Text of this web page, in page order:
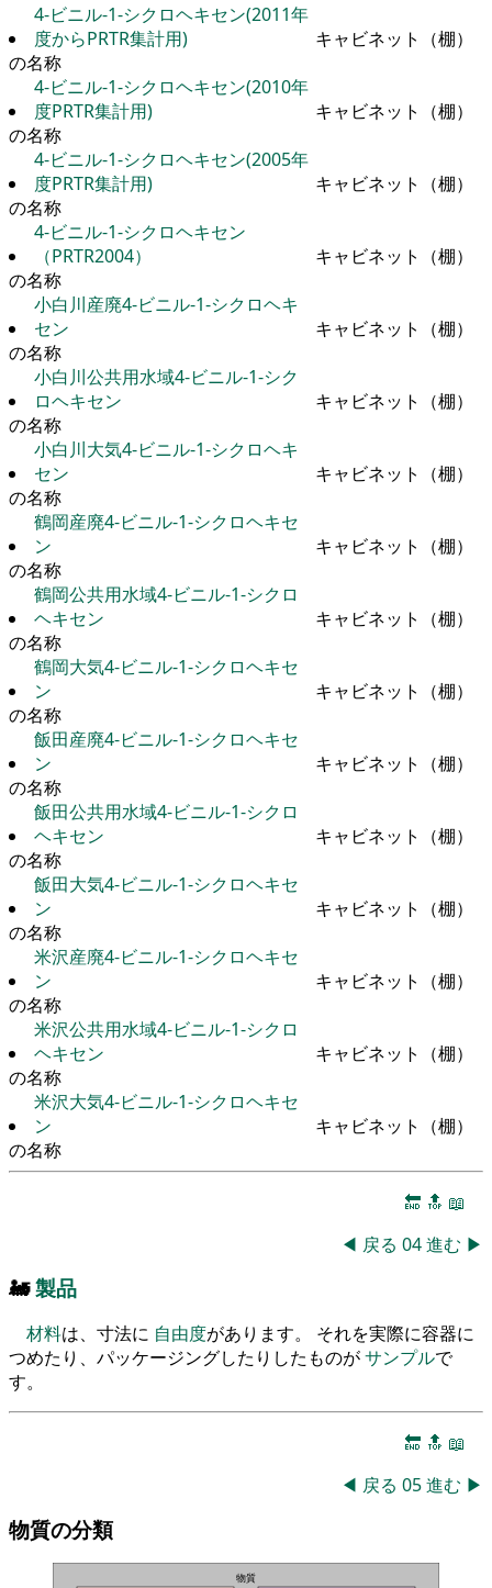
4-ビニル-1-シクロヘキセン(2011年
度からPRTR集計用)
キャビネット（棚）
の名称
4-ビニル-1-シクロヘキセン(2010年
度PRTR集計用)
キャビネット（棚）
の名称
4-ビニル-1-シクロヘキセン(2005年
度PRTR集計用)
キャビネット（棚）
の名称
4-ビニル-1-シクロヘキセン
（PRTR2004）
キャビネット（棚）
の名称
小白川産廃4-ビニル-1-シクロヘキ
セン
キャビネット（棚）
の名称
小白川公共用水域4-ビニル-1-シク
ロヘキセン
キャビネット（棚）
の名称
小白川大気4-ビニル-1-シクロヘキ
セン
キャビネット（棚）
の名称
鶴岡産廃4-ビニル-1-シクロヘキセ
ン
キャビネット（棚）
の名称
鶴岡公共用水域4-ビニル-1-シクロ
ヘキセン
キャビネット（棚）
の名称
鶴岡大気4-ビニル-1-シクロヘキセ
ン
キャビネット（棚）
の名称
飯田産廃4-ビニル-1-シクロヘキセ
ン
キャビネット（棚）
の名称
飯田公共用水域4-ビニル-1-シクロ
ヘキセン
キャビネット（棚）
の名称
飯田大気4-ビニル-1-シクロヘキセ
ン
キャビネット（棚）
の名称
米沢産廃4-ビニル-1-シクロヘキセ
ン
キャビネット（棚）
の名称
米沢公共用水域4-ビニル-1-シクロ
ヘキセン
キャビネット（棚）
の名称
米沢大気4-ビニル-1-シクロヘキセ
ン
キャビネット（棚）
の名称
🔚 🔝 📖
◀ 戻る 04進む ▶
🚂製品
材料は、寸法に 自由度があります。 それを実際に容器に
つめたり、パッケージングしたりしたものがサンプルで
す。
🔚 🔝 📖
◀ 戻る 05進む ▶
物質の分類
物質